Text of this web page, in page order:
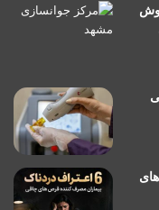
جوانسازی مشهد با ۳ روش